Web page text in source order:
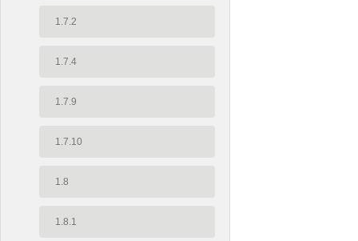
1.7.2
1.7.4
1.7.9
1.7.10
1.8
1.8.1